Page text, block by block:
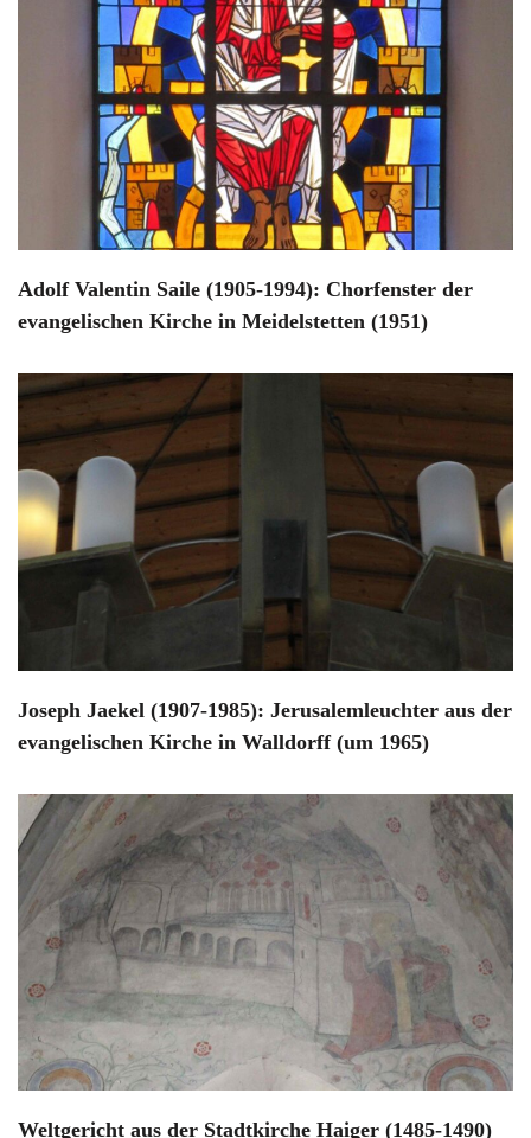
Adolf Valentin Saile (1905-1994): Chorfenster der
evangelischen Kirche in Meidelstetten (1951)
Joseph Jaekel (1907-1985): Jerusalemleuchter aus der
evangelischen Kirche in Walldorff (um 1965)
Weltgericht aus der Stadtkirche Haiger (1485-1490)